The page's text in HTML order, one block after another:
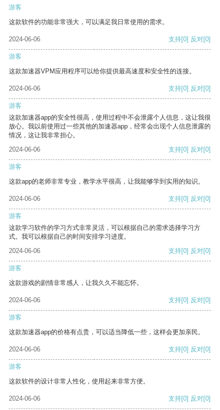
游客
这款软件的功能非常强大，可以满足我日常使用的需求。
2024-06-06 支持[0] 反对[0]
游客
这款加速器VPM应用程序可以给你提供最高速度和安全性的连接。
2024-06-06 支持[0] 反对[0]
游客
这款加速器app的安全性很高，使用过程中不会泄露个人信息，这让我很
放心。我以前使用过一些其他的加速器app，经常会出现个人信息泄露的
情况，这让我非常担心。
2024-06-06
支持[0] 反对[0]
游客
这款app的老师非常专业，教学水平很高，让我能够学到实用的知识。
2024-06-06 支持[0] 反对[0]
游客
这款学习软件的学习方式非常灵活，可以根据自己的需求选择学习方
式。我可以根据自己的时间安排学习进度。
2024-06-06
支持[0] 反对[0]
游客
这款游戏的剧情非常感人，让我久久不能忘怀。
2024-06-06 支持[0] 反对[0]
游客
这款加速器app的价格有点贵，可以适当降低一些，这样会更加亲民。
2024-06-06 支持[0] 反对[0]
游客
这款软件的设计非常人性化，使用起来非常方便。
2024-06-06 支持[0] 反对[0]